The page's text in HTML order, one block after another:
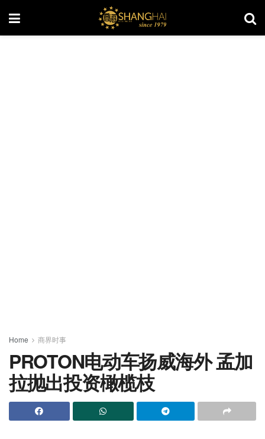
Home 商界时事
PROTON电动车扬威海外 孟加
拉抛出投资橄榄枝